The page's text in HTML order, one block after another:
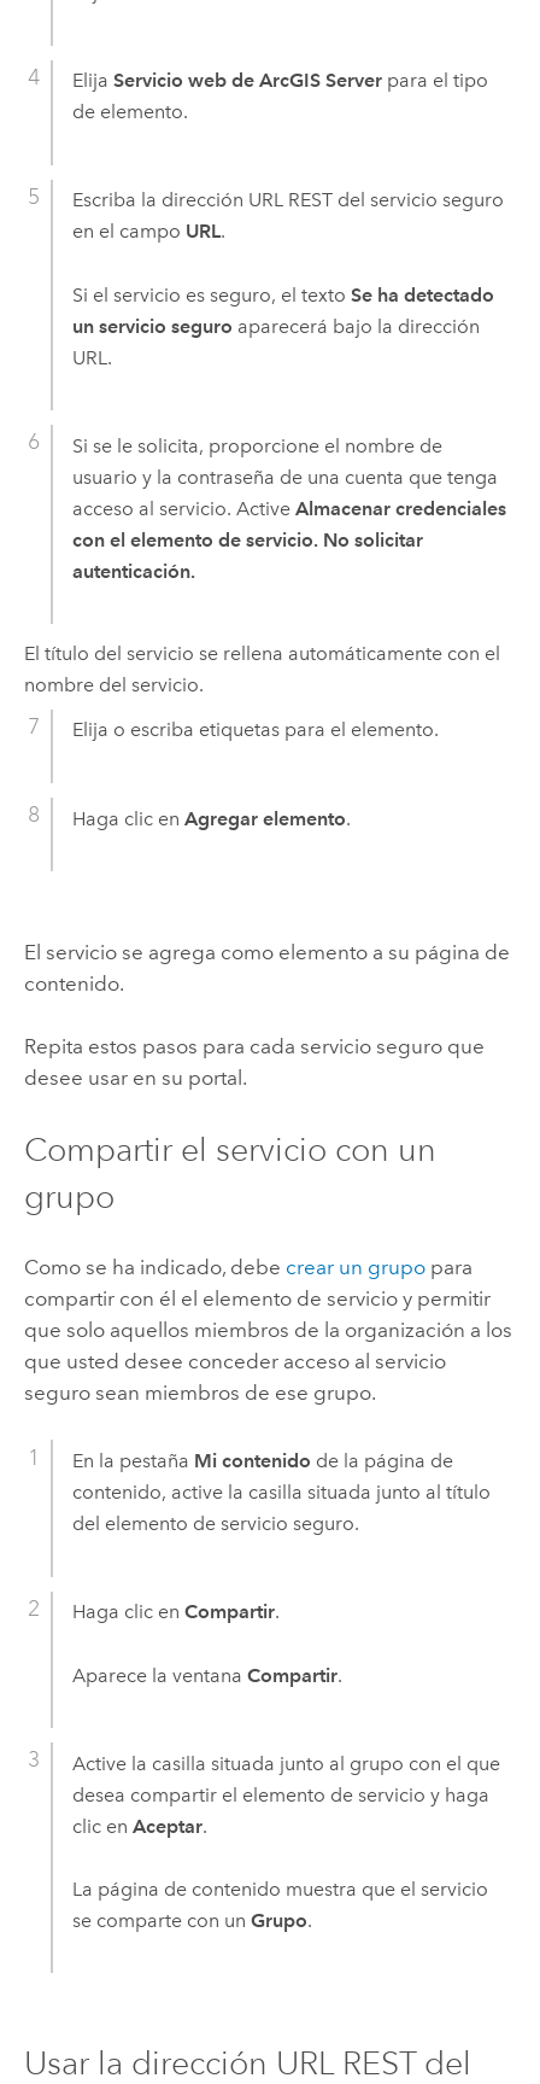
Elija Servicio web de ArcGIS Serverpara el tipo
de elemento.
Escriba la dirección URL REST del servicio seguro
en el campo URL.
Si el servicio es seguro, el texto Se ha detectado
un servicio seguro aparecerá bajo la dirección
URL.
Si se le solicita, proporcione el nombre de
usuario y la contraseña de una cuenta que tenga
acceso al servicio. Active Almacenar credenciales
con el elemento de servicio. No solicitar
autenticación.
El título del servicio se rellena automáticamente con el
nombre del servicio.
Elija o escriba etiquetas para el elemento.
Haga clic en Agregar elemento.
El servicio se agrega como elemento a su página de
contenido.
Repita estos pasos para cada servicio seguro que
desee usar en su portal.
Compartir el servicio con un
grupo
Como se ha indicado, debe crear un grupopara
compartir con él el elemento de servicio y permitir
que solo aquellos miembros de la organización a los
que usted desee conceder acceso al servicio
seguro sean miembros de ese grupo.
En la pestaña Mi contenido de la página de
contenido, active la casilla situada junto al título
del elemento de servicio seguro.
Haga clic en Compartir.
Aparece la ventana Compartir.
Active la casilla situada junto al grupo con el que
desea compartir el elemento de servicio y haga
clic en Aceptar.
La página de contenido muestra que el servicio
se comparte con un Grupo.
Usar la dirección URL REST del